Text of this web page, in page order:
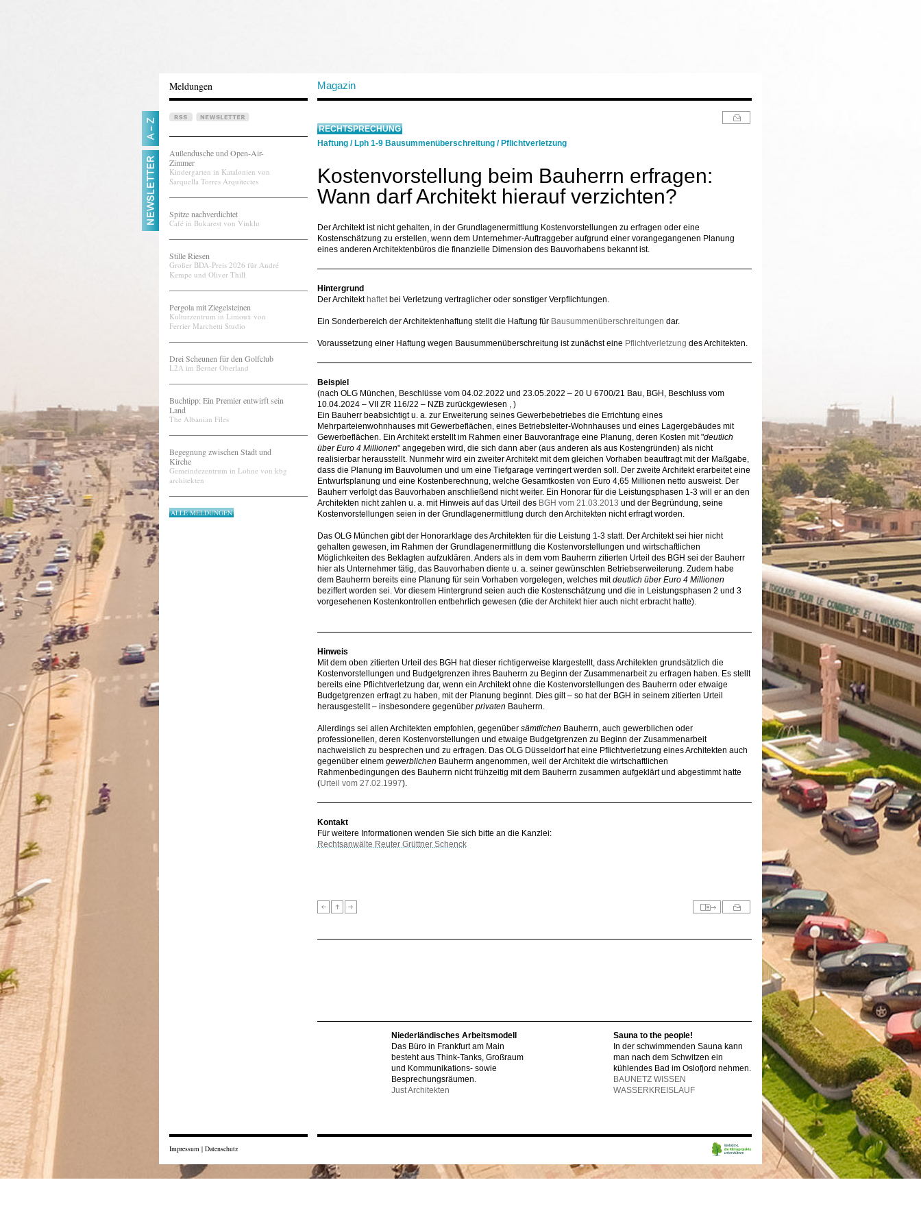
Meldungen Magazin
Außendusche und Open-Air-
Zimmer
Kindergarten in Katalonien von
Sarquella Torres Arquitectes
Spitze nachverdichtet
Café in Bukarest von Vinklu
Stille Riesen
Großer BDA-Preis 2026 für André
Kempe und Oliver Thill
Pergola mit Ziegelsteinen
Kulturzentrum in Limoux von
Ferrier Marchetti Studio
Drei Scheunen für den Golfclub
L2A im Berner Oberland
Buchtipp: Ein Premier entwirft sein
Land
The Albanian Files
Begegnung zwischen Stadt und
Kirche
Gemeindezentrum in Lohne von kbg
architekten
ALLE MELDUNGEN
RECHTSPRECHUNG
Haftung / Lph 1-9 Bausummenüberschreitung / Pflichtverletzung
Kostenvorstellung beim Bauherrn erfragen:
Wann darf Architekt hierauf verzichten?
Der Architekt ist nicht gehalten, in der Grundlagenermittlung Kostenvorstellungen zu erfragen oder eine
Kostenschätzung zu erstellen, wenn dem Unternehmer-Auftraggeber aufgrund einer vorangegangenen Planung
eines anderen Architektenbüros die finanzielle Dimension des Bauvorhabens bekannt ist.
Hintergrund
Der Architekt haftetbei Verletzung vertraglicher oder sonstiger Verpflichtungen.
Ein Sonderbereich der Architektenhaftung stellt die Haftung für Bausummenüberschreitungen dar.
Voraussetzung einer Haftung wegen Bausummenüberschreitung ist zunächst eine Pflichtverletzung des Architekten.
Beispiel
(nach OLG München, Beschlüsse vom 04.02.2022 und 23.05.2022 – 20 U 6700/21 Bau, BGH, Beschluss vom
10.04.2024 – VII ZR 116/22 – NZB zurückgewiesen , )
Ein Bauherr beabsichtigt u. a. zur Erweiterung seines Gewerbebetriebes die Errichtung eines
Mehrparteienwohnhauses mit Gewerbeflächen, eines Betriebsleiter-Wohnhauses und eines Lagergebäudes mit
Gewerbeflächen. Ein Architekt erstellt im Rahmen einer Bauvoranfrage eine Planung, deren Kosten mit "deutlich
über Euro 4 Millionen" angegeben wird, die sich dann aber (aus anderen als aus Kostengründen) als nicht
realisierbar herausstellt. Nunmehr wird ein zweiter Architekt mit dem gleichen Vorhaben beauftragt mit der Maßgabe,
dass die Planung im Bauvolumen und um eine Tiefgarage verringert werden soll. Der zweite Architekt erarbeitet eine
Entwurfsplanung und eine Kostenberechnung, welche Gesamtkosten von Euro 4,65 Millionen netto ausweist. Der
Bauherr verfolgt das Bauvorhaben anschließend nicht weiter. Ein Honorar für die Leistungsphasen 1-3 will er an den
Architekten nicht zahlen u. a. mit Hinweis auf das Urteil des BGH vom 21.03.2013 und der Begründung, seine
Kostenvorstellungen seien in der Grundlagenermittlung durch den Architekten nicht erfragt worden.
Das OLG München gibt der Honorarklage des Architekten für die Leistung 1-3 statt. Der Architekt sei hier nicht
gehalten gewesen, im Rahmen der Grundlagenermittlung die Kostenvorstellungen und wirtschaftlichen
Möglichkeiten des Beklagten aufzuklären. Anders als in dem vom Bauherrn zitierten Urteil des BGH sei der Bauherr
hier als Unternehmer tätig, das Bauvorhaben diente u. a. seiner gewünschten Betriebserweiterung. Zudem habe
dem Bauherrn bereits eine Planung für sein Vorhaben vorgelegen, welches mitdeutlich über Euro 4 Millionen
beziffert worden sei. Vor diesem Hintergrund seien auch die Kostenschätzung und die in Leistungsphasen 2 und 3
vorgesehenen Kostenkontrollen entbehrlich gewesen (die der Architekt hier auch nicht erbracht hatte).
Hinweis
Mit dem oben zitierten Urteil des BGH hat dieser richtigerweise klargestellt, dass Architekten grundsätzlich die
Kostenvorstellungen und Budgetgrenzen ihres Bauherrn zu Beginn der Zusammenarbeit zu erfragen haben. Es stellt
bereits eine Pflichtverletzung dar, wenn ein Architekt ohne die Kostenvorstellungen des Bauherrn oder etwaige
Budgetgrenzen erfragt zu haben, mit der Planung beginnt. Dies gilt – so hat der BGH in seinem zitierten Urteil
herausgestellt – insbesondere gegenüber privaten Bauherrn.
Allerdings sei allen Architekten empfohlen, gegenüber sämtlichen Bauherrn, auch gewerblichen oder
professionellen, deren Kostenvorstellungen und etwaige Budgetgrenzen zu Beginn der Zusammenarbeit
nachweislich zu besprechen und zu erfragen. Das OLG Düsseldorf hat eine Pflichtverletzung eines Architekten auch
gegenüber einem gewerblichen Bauherrn angenommen, weil der Architekt die wirtschaftlichen
Rahmenbedingungen des Bauherrn nicht frühzeitig mit dem Bauherrn zusammen aufgeklärt und abgestimmt hatte
(Urteil vom 27.02.1997).
Kontakt
Für weitere Informationen wenden Sie sich bitte an die Kanzlei:
Rechtsanwälte Reuter Grüttner Schenck
Niederländisches Arbeitsmodell
Das Büro in Frankfurt am Main
besteht aus Think-Tanks, Großraum
und Kommunikations- sowie
Besprechungsräumen.
Just Architekten
Sauna to the people!
In der schwimmenden Sauna kann
man nach dem Schwitzen ein
kühlendes Bad im Oslofjord nehmen.
BAUNETZ WISSEN
WASSERKREISLAUF
Impressum | Datenschutz